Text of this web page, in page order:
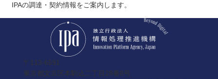
IPAの調達・契約情報をご案内します。
〒113-6591
東京都文京区本駒込二丁目28番8号